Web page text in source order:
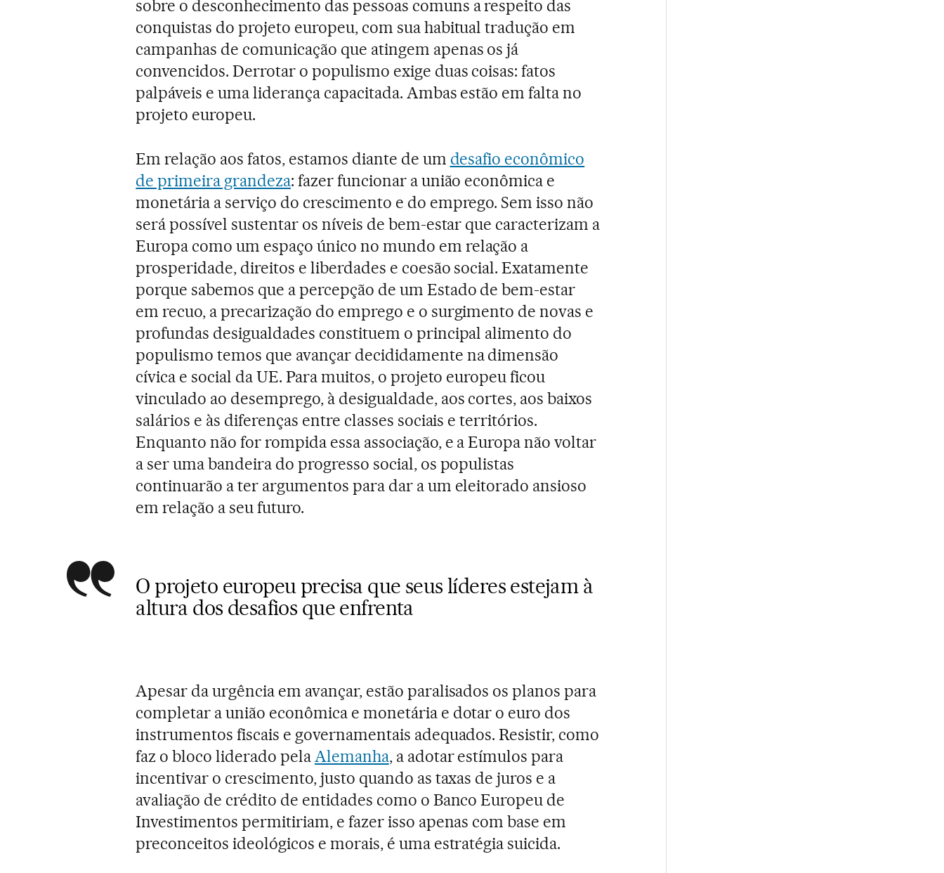
sobre o desconhecimento das pessoas comuns a respeito das
conquistas do projeto europeu, com sua habitual tradução em
campanhas de comunicação que atingem apenas os já
convencidos. Derrotar o populismo exige duas coisas: fatos
palpáveis e uma liderança capacitada. Ambas estão em falta no
projeto europeu.
Em relação aos fatos, estamos diante de um desafio econômico
de primeira grandeza: fazer funcionar a união econômica e
monetária a serviço do crescimento e do emprego. Sem isso não
será possível sustentar os níveis de bem-estar que caracterizam a
Europa como um espaço único no mundo em relação a
prosperidade, direitos e liberdades e coesão social. Exatamente
porque sabemos que a percepção de um Estado de bem-estar
em recuo, a precarização do emprego e o surgimento de novas e
profundas desigualdades constituem o principal alimento do
populismo temos que avançar decididamente na dimensão
cívica e social da UE. Para muitos, o projeto europeu ficou
vinculado ao desemprego, à desigualdade, aos cortes, aos baixos
salários e às diferenças entre classes sociais e territórios.
Enquanto não for rompida essa associação, e a Europa não voltar
a ser uma bandeira do progresso social, os populistas
continuarão a ter argumentos para dar a um eleitorado ansioso
em relação a seu futuro.
O projeto europeu precisa que seus líderes estejam à
altura dos desafios que enfrenta
Apesar da urgência em avançar, estão paralisados os planos para
completar a união econômica e monetária e dotar o euro dos
instrumentos fiscais e governamentais adequados. Resistir, como
faz o bloco liderado pela Alemanha, a adotar estímulos para
incentivar o crescimento, justo quando as taxas de juros e a
avaliação de crédito de entidades como o Banco Europeu de
Investimentos permitiriam, e fazer isso apenas com base em
preconceitos ideológicos e morais, é uma estratégia suicida.